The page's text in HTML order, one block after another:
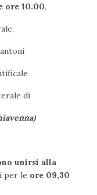
ore 10.00,
di
unirsi alla
per le ore 09,30